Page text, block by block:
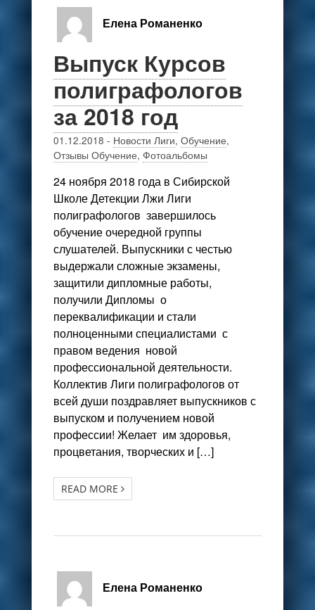
Елена Романенко
Выпуск Курсов
полиграфологов
за 2018 год
01.12.2018 - Новости Лиги, Обучение,
Отзывы Обучение, Фотоальбомы
24 ноября 2018 года в Сибирской
Школе Детекции Лжи Лиги
полиграфологов завершилось
обучение очередной группы
слушателей. Выпускники с честью
выдержали сложные экзамены,
защитили дипломные работы,
получили Дипломы о
переквалификации и стали
полноценными специалистами с
правом ведения новой
профессиональной деятельности.
Коллектив Лиги полиграфологов от
всей души поздравляет выпускников с
выпуском и получением новой
профессии! Желает им здоровья,
процветания, творческих и […]
READ MORE
Елена Романенко